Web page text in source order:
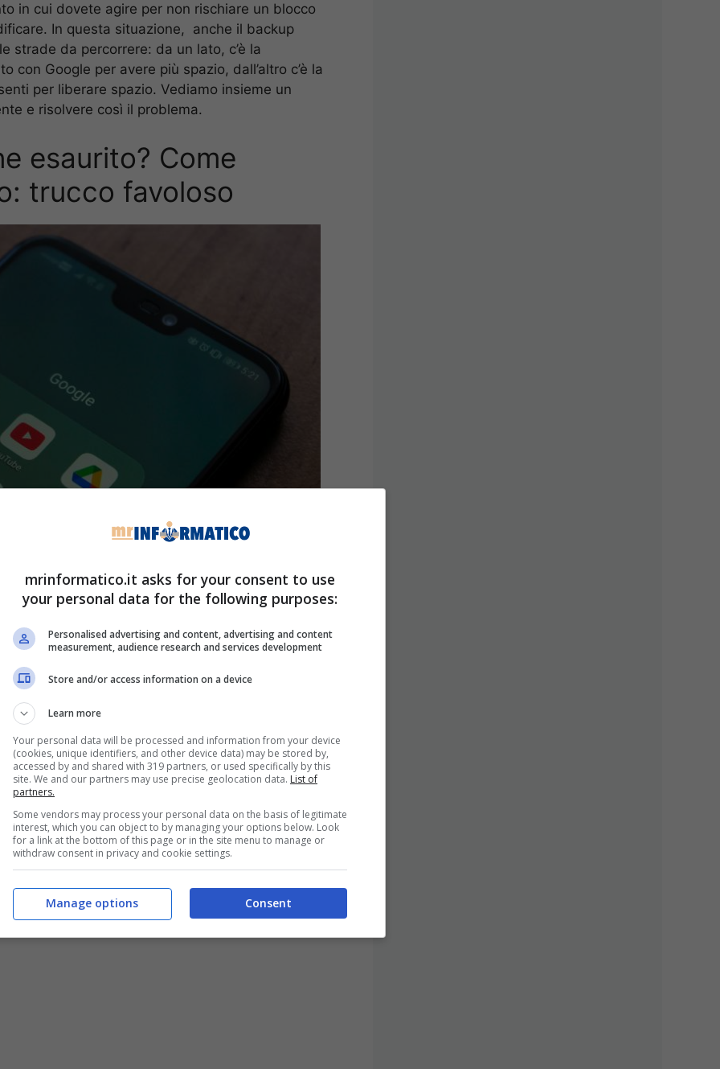
in cui dovete agire per non rischiare un blocco
In questa situazione, anche il backup
strade da percorrere: da un lato, c’è la
Google per avere più spazio, dall’altro c’è la
per liberare spazio. Vediamo insieme un
e risolvere così il problema.
esaurito? Come
trucco favoloso
Google, è possibile intervenire prontamente
inutili ed in eccesso (qui abbiamo visto cosa
svelarvi funziona per Gmail: spesso e
che consuma troppo spazio.
seguita dalla parola chiave, è
In questo modo, potete procedere
pesanti. Una volta cancellate le email,
presenti li occupano comunque memoria.
Spam: con frequenza, sono presenti email
mrinformatico.it asks for your consent to use
your personal data for the following purposes:
Personalised advertising and content, advertising and content
measurement, audience research and services development
Store and/or access information on a device
Learn more
Your personal data will be processed and information from your device
(cookies, unique identifiers, and other device data) may be stored by,
accessed by and shared with 319 partners, or used specifically by this
site. We and our partners may use precise geolocation data. List of
partners.
Some vendors may process your personal data on the basis of legitimate
interest, which you can object to by managing your options below. Look
for a link at the bottom of this page or in the site menu to manage or
withdraw consent in privacy and cookie settings.
Consent
Manage options